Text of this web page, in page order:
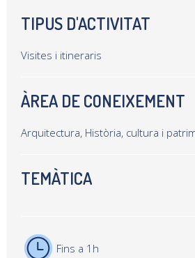
TIPUS D'ACTIVITAT
Visites i itineraris
ÀREA DE CONEIXEMENT
Arquitectura, Història, cultura i
TEMÀTICA
Fins a 1h